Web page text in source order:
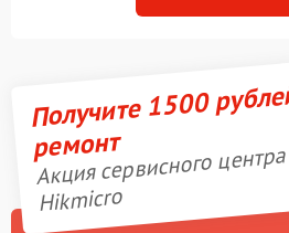
Получите 1500
ремонт
Акция сервисного центра
Hikmicro